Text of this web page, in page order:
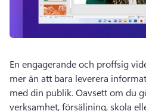
En engagerande och proffsig
mer än att bara leverera
med din publik. Oavsett om du
verksamhet, försäljning, skola